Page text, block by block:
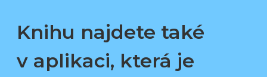
Knihu najdete také
v aplikaci, která je